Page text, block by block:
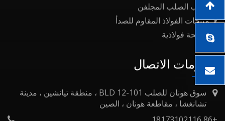
أنابيب الصلب المجلفن
منتجات الفولاذ المقاوم للصدأ
صفيحة فولاذية
معلومات الاتصال
سوق هونان للصلب BLD 12-101 ، منطقة تيانشين ، مدينة
تشانغشا ، مقاطعة هونان ، الصين